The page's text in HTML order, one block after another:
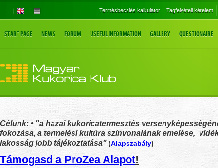
Termésbecslés kalkulátor Tagfelvételi kérelem
START PAGE NEWS FORUM USEFUL INFORMATION GALLERY QUESTIONAIRE
Célunk: • "a hazai kukoricatermesztés
fokozása, a termelési kultúra színvonalának emelése,
lakosság jobb tájékoztatása" (Alapszabály)
Támogasd a ProZea Alapot!